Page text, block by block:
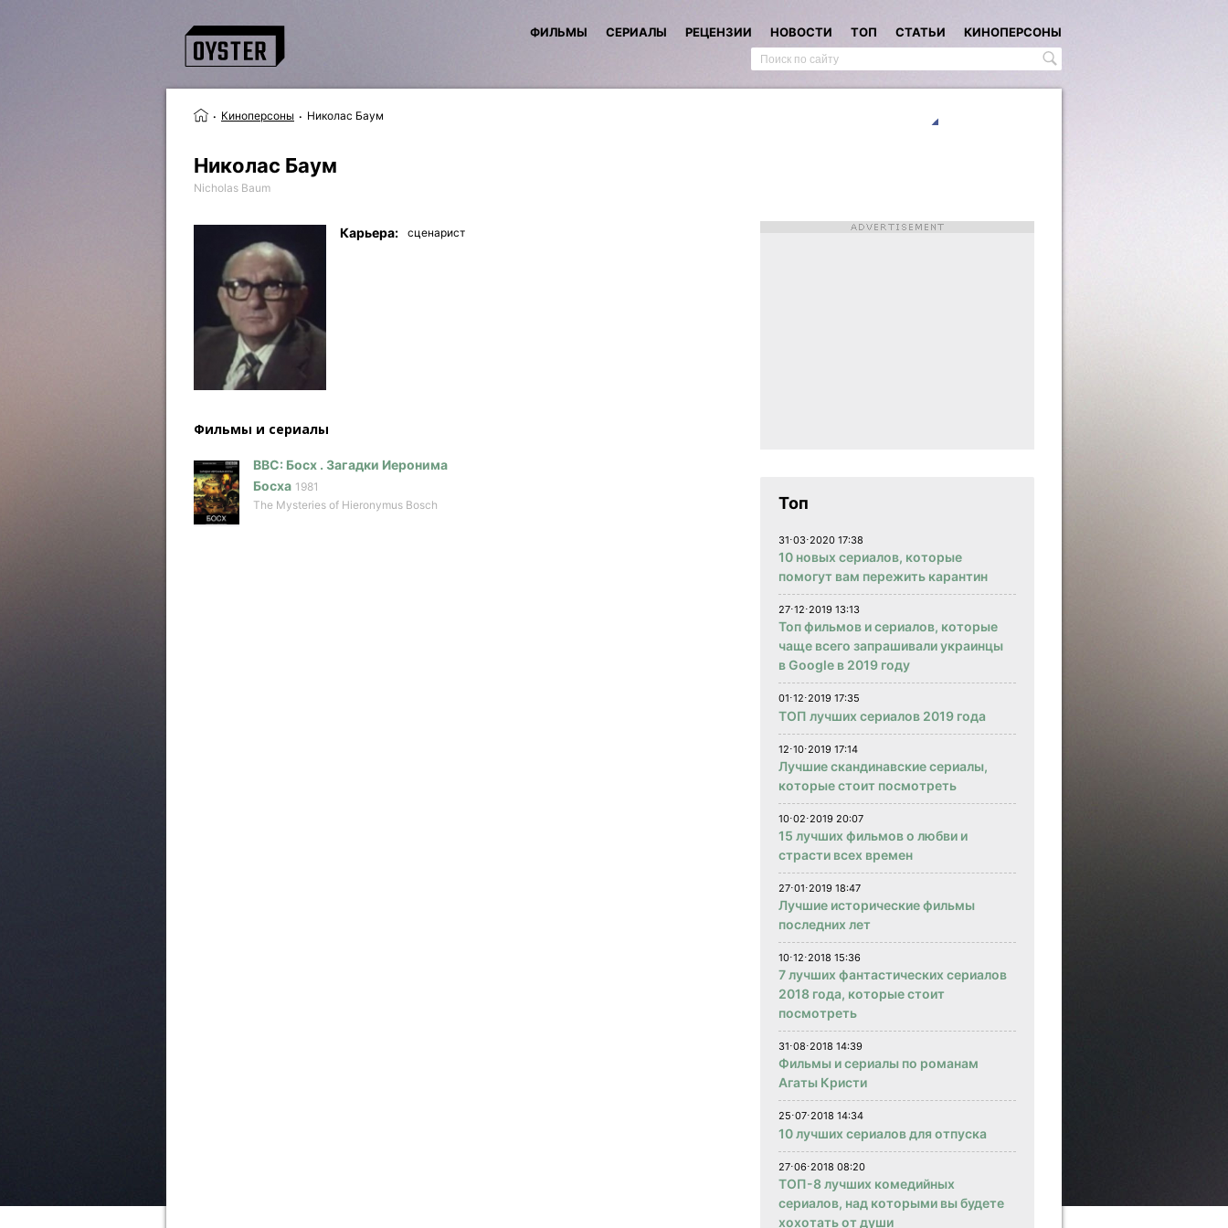
ФИЛЬМЫ СЕРИАЛЫ РЕЦЕНЗИИ НОВОСТИ ТОП СТАТЬИ КИНОПЕРСОНЫ
Киноперсоны Николас Баум
Николас Баум
Nicholas Baum
Карьера: сценарист
Фильмы и сериалы
BBC: Босх . Загадки Иеронима
Босха 1981
The Mysteries of Hieronymus Bosch
Топ
31⋅03⋅2020 17:38
10 новых сериалов, которые
помогут вам пережить карантин
27⋅12⋅2019 13:13
Топ фильмов и сериалов, которые
чаще всего запрашивали украинцы
в Google в 2019 году
01⋅12⋅2019 17:35
ТОП лучших сериалов 2019 года
12⋅10⋅2019 17:14
Лучшие скандинавские сериалы,
которые стоит посмотреть
10⋅02⋅2019 20:07
15 лучших фильмов о любви и
страсти всех времен
27⋅01⋅2019 18:47
Лучшие исторические фильмы
последних лет
10⋅12⋅2018 15:36
7 лучших фантастических сериалов
2018 года, которые стоит
посмотреть
31⋅08⋅2018 14:39
Фильмы и сериалы по романам
Агаты Кристи
25⋅07⋅2018 14:34
10 лучших сериалов для отпуска
27⋅06⋅2018 08:20
ТОП-8 лучших комедийных
сериалов, над которыми вы будете
хохотать от души